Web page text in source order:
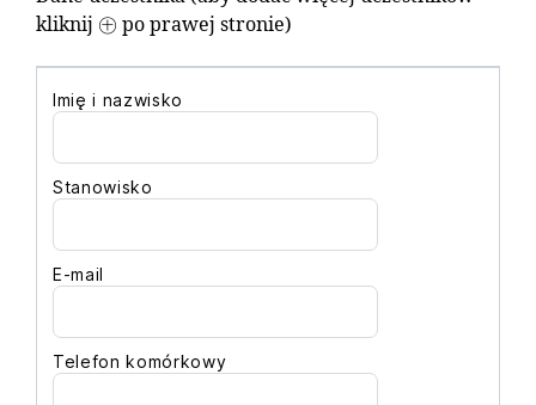
kliknij ㊉ po prawej stronie)